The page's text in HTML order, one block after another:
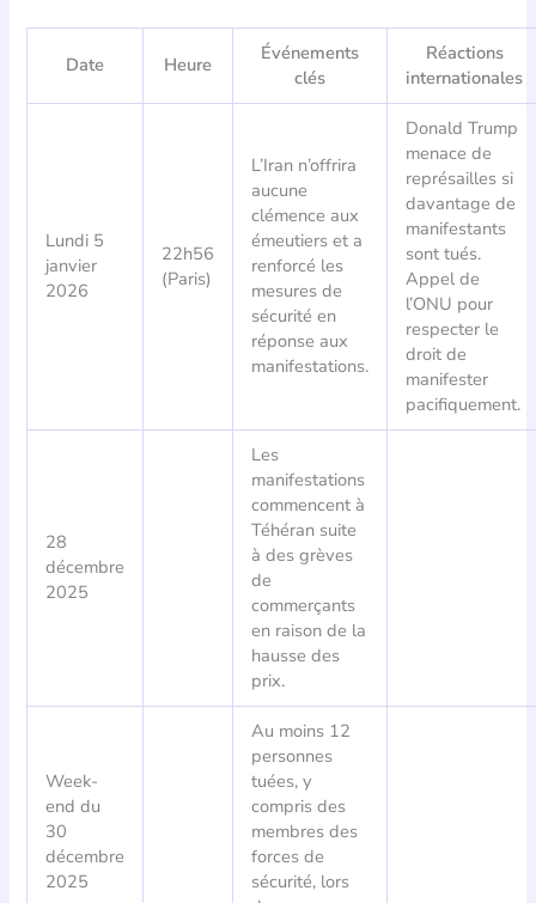
Date Heure
Événements
clés
Réactions
internationales
Lundi 5
janvier
2026
22h56
(Paris)
L’Iran n’offrira
aucune
clémence aux
émeutiers et a
renforcé les
mesures de
sécurité en
réponse aux
manifestations.
Donald Trump
menace de
représailles si
davantage de
manifestants
sont tués.
Appel de
l’ONU pour
respecter le
droit de
manifester
pacifiquement.
28
décembre
2025
Les
manifestations
commencent à
Téhéran suite
à des grèves
de
commerçants
en raison de la
hausse des
prix.
Week-
end du
30
décembre
2025
Au moins 12
personnes
tuées, y
compris des
membres des
forces de
sécurité, lors